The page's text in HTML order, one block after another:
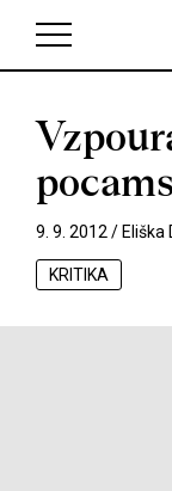
9. 9. 2012 / Eliška
KRITIKA